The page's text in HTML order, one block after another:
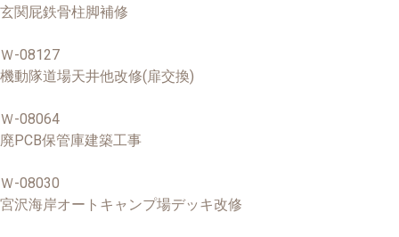
玄関屁鉄骨柱脚補修
Ｗ-08127
機動隊道場天井他改修(扉交換)
Ｗ-08064
廃PCB保管庫建築工事
Ｗ-08030
宮沢海岸オートキャンプ場デッキ改修